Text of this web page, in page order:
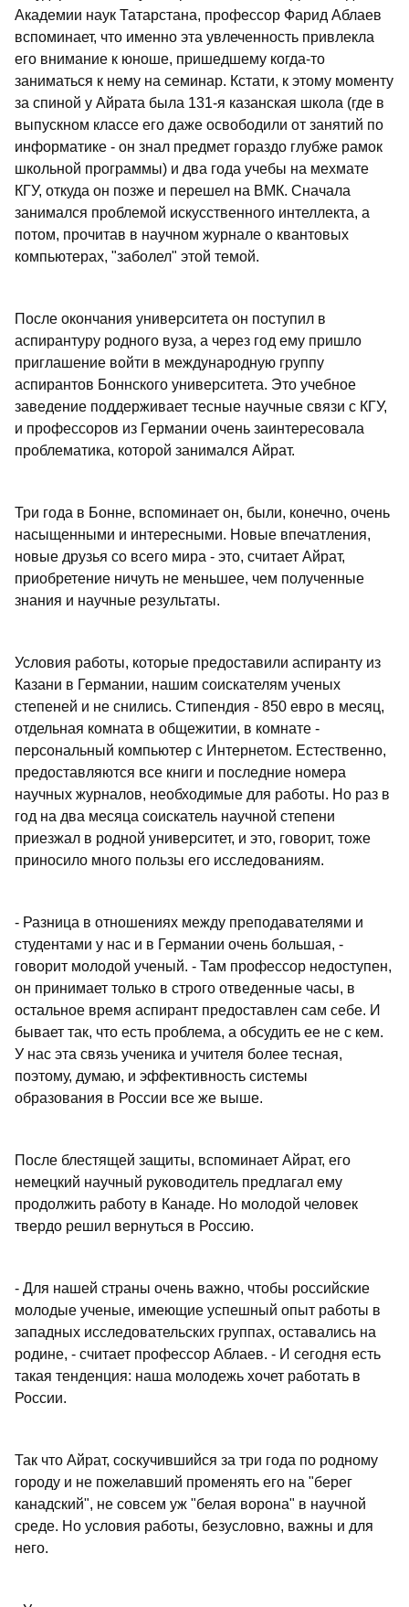
Академии наук Татарстана, профессор Фарид Аблаев
вспоминает, что именно эта увлеченность привлекла
его внимание к юноше, пришедшему когда-то
заниматься к нему на семинар. Кстати, к этому моменту
за спиной у Айрата была 131-я казанская школа (где в
выпускном классе его даже освободили от занятий по
информатике - он знал предмет гораздо глубже рамок
школьной программы) и два года учебы на мехмате
КГУ, откуда он позже и перешел на ВМК. Сначала
занимался проблемой искусственного интеллекта, а
потом, прочитав в научном журнале о квантовых
компьютерах, "заболел" этой темой.
После окончания университета он поступил в
аспирантуру родного вуза, а через год ему пришло
приглашение войти в международную группу
аспирантов Боннского университета. Это учебное
заведение поддерживает тесные научные связи с КГУ,
и профессоров из Германии очень заинтересовала
проблематика, которой занимался Айрат.
Три года в Бонне, вспоминает он, были, конечно, очень
насыщенными и интересными. Новые впечатления,
новые друзья со всего мира - это, считает Айрат,
приобретение ничуть не меньшее, чем полученные
знания и научные результаты.
Условия работы, которые предоставили аспиранту из
Казани в Германии, нашим соискателям ученых
степеней и не снились. Стипендия - 850 евро в месяц,
отдельная комната в общежитии, в комнате -
персональный компьютер с Интернетом. Естественно,
предоставляются все книги и последние номера
научных журналов, необходимые для работы. Но раз в
год на два месяца соискатель научной степени
приезжал в родной университет, и это, говорит, тоже
приносило много пользы его исследованиям.
- Разница в отношениях между преподавателями и
студентами у нас и в Германии очень большая, -
говорит молодой ученый. - Там профессор недоступен,
он принимает только в строго отведенные часы, в
остальное время аспирант предоставлен сам себе. И
бывает так, что есть проблема, а обсудить ее не с кем.
У нас эта связь ученика и учителя более тесная,
поэтому, думаю, и эффективность системы
образования в России все же выше.
После блестящей защиты, вспоминает Айрат, его
немецкий научный руководитель предлагал ему
продолжить работу в Канаде. Но молодой человек
твердо решил вернуться в Россию.
- Для нашей страны очень важно, чтобы российские
молодые ученые, имеющие успешный опыт работы в
западных исследовательских группах, оставались на
родине, - считает профессор Аблаев. - И сегодня есть
такая тенденция: наша молодежь хочет работать в
России.
Так что Айрат, соскучившийся за три года по родному
городу и не пожелавший променять его на "берег
канадский", не совсем уж "белая ворона" в научной
среде. Но условия работы, безусловно, важны и для
него.